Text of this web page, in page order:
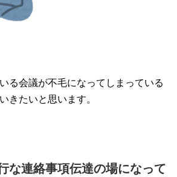
る会議が不毛になってしまっている
きたいと思います。
な連絡事項伝達の場になって